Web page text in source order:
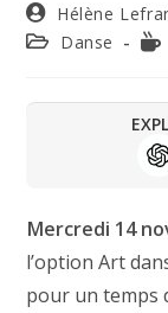
Hélène
Danse
Mercredi 14
l’option Art
pour un temps